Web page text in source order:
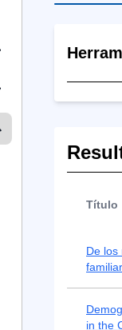
Título
De los
in the